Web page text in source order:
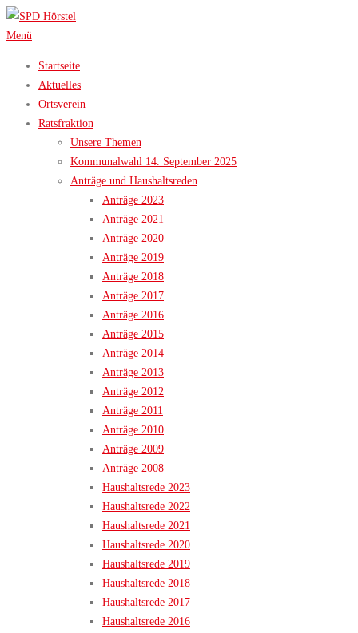
Zum
Inhalt
Menü
Startseite
Aktuelles
Ortsverein
Ratsfraktion
Unsere Themen
Kommunalwahl 14. September 2025
Anträge und Haushaltsreden
Anträge 2023
Anträge 2021
Anträge 2020
Anträge 2019
Anträge 2018
Anträge 2017
Anträge 2016
Anträge 2015
Anträge 2014
Anträge 2013
Anträge 2012
Anträge 2011
Anträge 2010
Anträge 2009
Anträge 2008
Haushaltsrede 2023
Haushaltsrede 2022
Haushaltsrede 2021
Haushaltsrede 2020
Haushaltsrede 2019
Haushaltsrede 2018
Haushaltsrede 2017
Haushaltsrede 2016